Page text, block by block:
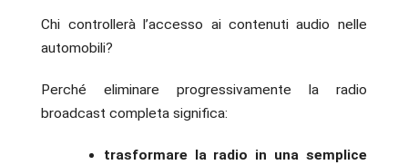
Chi controllerà l’accesso ai contenuti audio nelle
automobili?
Perché eliminare progressivamente la radio
broadcast completa significa:
trasformare la radio in una semplice